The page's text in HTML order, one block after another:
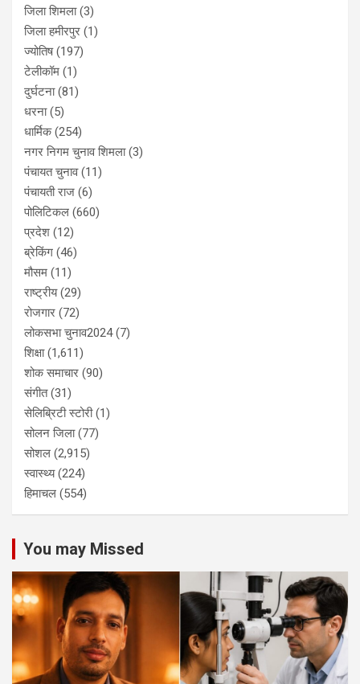
जिला शिमला(3)
जिला हमीरपुर (1)
ज्योतिष(197)
टेलीकॉम (1)
दुर्घटना(81)
धरना(5)
धार्मिक(254)
नगर निगम चुनाव शिमला(3)
पंचायत चुनाव(11)
पंचायती राज (6)
पोलिटिकल (660)
प्रदेश (12)
ब्रेकिंग (46)
मौसम (11)
राष्ट्रीय(29)
रोजगार (72)
लोकसभा चुनाव2024(7)
शिक्षा(1,611)
शोक समाचार (90)
संगीत(31)
सेलिब्रिटी स्टोरी(1)
सोलन जिला(77)
सोशल (2,915)
स्वास्थ्य(224)
हिमाचल (554)
You may Missed